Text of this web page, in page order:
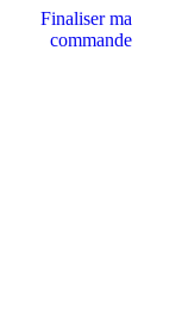
Finaliser ma
commande